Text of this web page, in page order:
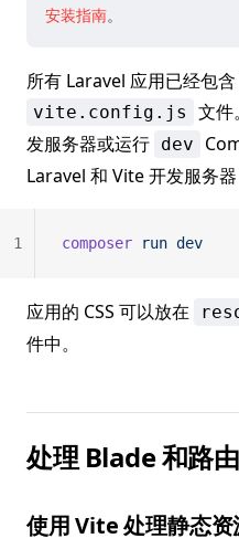
安装指南。
所有 Laravel 应用已经包
vite.config.js
文件
发服务器或运行 dev
Laravel 和 Vite 开发服务器
composer run dev
1
应用的 CSS 可以放在
件中。
处理 Blade 和路由
使用 Vite 处理静态资